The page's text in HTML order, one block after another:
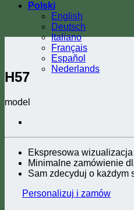
Polski
English
Deutsch
Italiano
Français
Español
Nederlands
H57
model
Ekspresowa
Minimalne zamówienie
Sam zdecyduj o każdym
Personalizuj i zamów